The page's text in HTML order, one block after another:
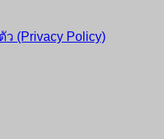
(Privacy Policy)